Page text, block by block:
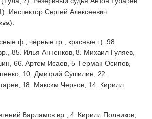
Инспектор Сергей Алексеевич
ф., чёрные тр., красные г.): 98.
85. Илья Анненков, 8. Михаил Гуляев,
66. Артем Исаев, 5. Герман Осипов,
10. Дмитрий Сушилин, 22.
18. Максим Чернов, 14. Кирилл
Варламов вр., 4. Кирилл Полников,